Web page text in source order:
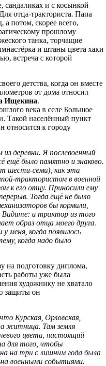
сандаликах и с косынкой
отца-тракториста. Папа
а потом, скорее всего,
прошлому
танка, торчащие
и штаны цвета хаки
встреча с которой
детства, когда он вместе
от дома относил
Ищекина.
века в селе Большое
Такой населённый пункт
относится к городу
деревни. Я послевоенный
ещё было памятно и знаково.
шести-семи), как эта
трактористом в военной
к его отцу. Приносили ему
Тогда ещё не было
бы кормили,
Видите: и трактор из того
образ отца моего друга.
меня, когда появилось
когда надо было
на подготовку диплома,
работы уже была
художнику не хватало
защиты он
Курская, Орловская,
житница. Там земля
цвета, настоящий
для того, чтобы
на три с лишним года была
военными событиями.